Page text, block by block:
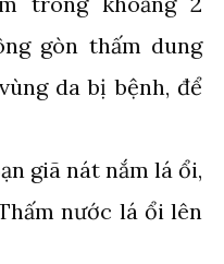
gòn thấm dung
da bị bệnh, để
giã nát nắm lá ổi,
nước lá ổi lên